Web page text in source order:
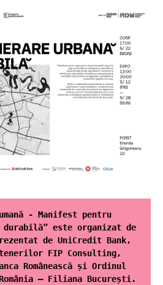
- Manifest pentru
durabilă” este organizat de
de UniCredit Bank,
FIP Consulting,
Românească și Ordinul
– Filiana București.